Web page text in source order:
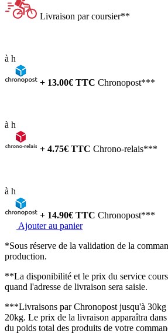
Livraison par coursier**
à h
+ 13.00€ TTC Chronopost***
à h
+ 4.75€ TTC Chrono-relais***
à h
+ 14.90€ TTC Chronopost***
Ajouter au panier
*Sous réserve de la validation de la
production.
**La disponibilité et le prix du service
quand l'adresse de livraison sera saisie.
***Livraisons par Chronopost jusqu'à 30kg
20kg. Le prix de la livraison apparaîtra
du poids total des produits de votre